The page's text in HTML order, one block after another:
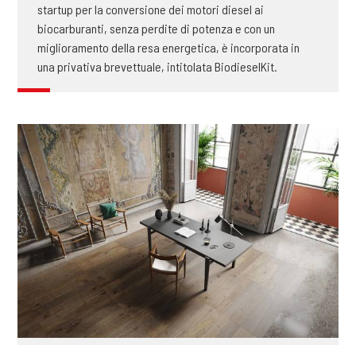
startup per la conversione dei motori diesel ai
biocarburanti, senza perdite di potenza e con un
miglioramento della resa energetica, è incorporata in
una privativa brevettuale, intitolata BiodieselKit.